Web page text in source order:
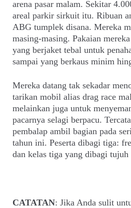
arena pasar malam. Sekitar
areal parkir sirkuit itu. Ribuan
ABG tumplek disana. Mereka
masing-masing. Pakaian
yang berjaket tebal untuk
sampai yang berkaus minim
Mereka datang tak sekadar
tarikan mobil alias drag race
melainkan juga untuk
pacarnya selagi berpacu.
pembalap ambil bagian pada
tahun ini. Peserta dibagi tiga:
dan kelas tiga yang dibagi tujuh
CATATAN: Jika Anda sulit